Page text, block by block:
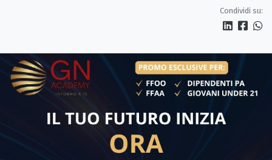
Condividi su: